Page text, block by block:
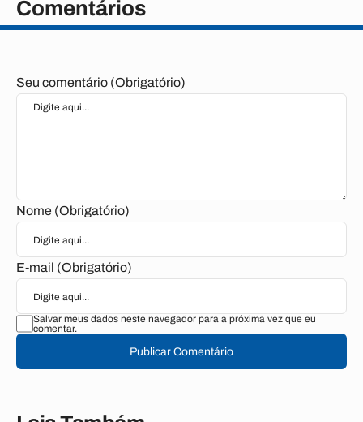
Comentários
Seu comentário (Obrigatório)
Nome (Obrigatório)
E-mail (Obrigatório)
Salvar meus dados neste navegador para a próxima vez que eu
comentar.
Publicar Comentário